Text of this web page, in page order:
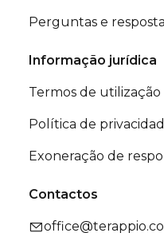
Perguntas e
Informação jurídica
Termos de utilização
Política de
Exoneração de
Contactos